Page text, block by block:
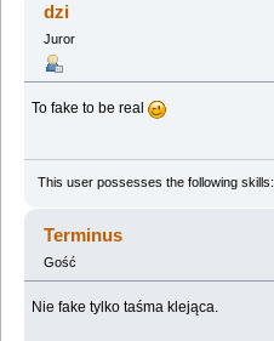
dzi
Juror
To fake to be real
This user possesses the following skills:
Terminus
Gość
Nie fake tylko taśma klejąca.